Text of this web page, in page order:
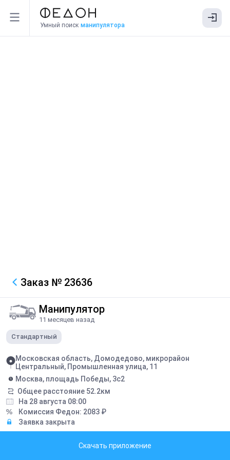
Умный поиск манипулятора
Заказ № 23636
Манипулятор
11 месяцев назад
Стандартный
Московская область, Домодедово, микрорайон
Центральный, Промышленная улица, 11
Москва, площадь Победы, 3с2
Общее расстояние 52.2км
На 28 августа 08:00
Комиссия Федон: 2083 ₽
Заявка закрыта
Скачать приложение